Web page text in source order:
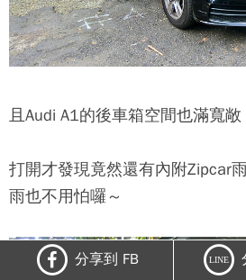
且Audi A1的後車箱空間也滿寬敞
打開才發現竟然還有內附Zipcar
雨也不用怕囉～
分享到 FB LINE